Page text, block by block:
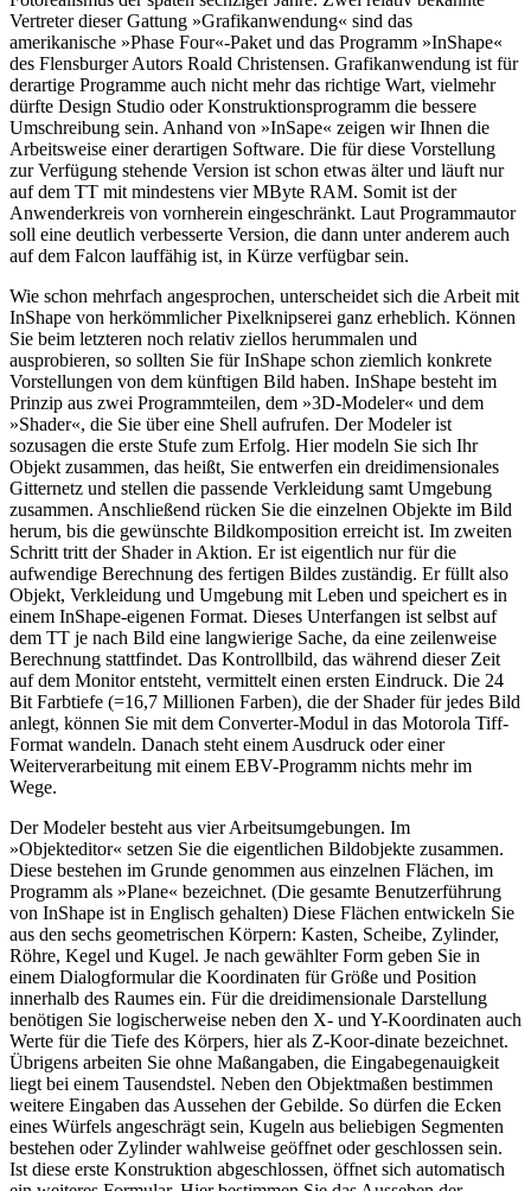
Vertreter dieser Gattung »Grafikanwendung« sind das
amerikanische »Phase Four«-Paket und das Programm »InShape«
des Flensburger Autors Roald Christensen. Grafikanwendung ist für
derartige Programme auch nicht mehr das richtige Wart, vielmehr
dürfte Design Studio oder Konstruktionsprogramm die bessere
Umschreibung sein. Anhand von »InSape« zeigen wir Ihnen die
Arbeitsweise einer derartigen Software. Die für diese Vorstellung
zur Verfügung stehende Version ist schon etwas älter und läuft nur
auf dem TT mit mindestens vier MByte RAM. Somit ist der
Anwenderkreis von vornherein eingeschränkt. Laut Programmautor
soll eine deutlich verbesserte Version, die dann unter anderem auch
auf dem Falcon lauffähig ist, in Kürze verfügbar sein.
Wie schon mehrfach angesprochen, unterscheidet sich die Arbeit mit
InShape von herkömmlicher Pixelknipserei ganz erheblich. Können
Sie beim letzteren noch relativ ziellos herummalen und
ausprobieren, so sollten Sie für InShape schon ziemlich konkrete
Vorstellungen von dem künftigen Bild haben. InShape besteht im
Prinzip aus zwei Programmteilen, dem »3D-Modeler« und dem
»Shader«, die Sie über eine Shell aufrufen. Der Modeler ist
sozusagen die erste Stufe zum Erfolg. Hier modeln Sie sich Ihr
Objekt zusammen, das heißt, Sie entwerfen ein dreidimensionales
Gitternetz und stellen die passende Verkleidung samt Umgebung
zusammen. Anschließend rücken Sie die einzelnen Objekte im Bild
herum, bis die gewünschte Bildkomposition erreicht ist. Im zweiten
Schritt tritt der Shader in Aktion. Er ist eigentlich nur für die
aufwendige Berechnung des fertigen Bildes zuständig. Er füllt also
Objekt, Verkleidung und Umgebung mit Leben und speichert es in
einem InShape-eigenen Format. Dieses Unterfangen ist selbst auf
dem TT je nach Bild eine langwierige Sache, da eine zeilenweise
Berechnung stattfindet. Das Kontrollbild, das während dieser Zeit
auf dem Monitor entsteht, vermittelt einen ersten Eindruck. Die 24
Bit Farbtiefe (=16,7 Millionen Farben), die der Shader für jedes Bild
anlegt, können Sie mit dem Converter-Modul in das Motorola Tiff-
Format wandeln. Danach steht einem Ausdruck oder einer
Weiterverarbeitung mit einem EBV-Programm nichts mehr im
Wege.
Der Modeler besteht aus vier Arbeitsumgebungen. Im
»Objekteditor« setzen Sie die eigentlichen Bildobjekte zusammen.
Diese bestehen im Grunde genommen aus einzelnen Flächen, im
Programm als »Plane« bezeichnet. (Die gesamte Benutzerführung
von InShape ist in Englisch gehalten) Diese Flächen entwickeln Sie
aus den sechs geometrischen Körpern: Kasten, Scheibe, Zylinder,
Röhre, Kegel und Kugel. Je nach gewählter Form geben Sie in
einem Dialogformular die Koordinaten für Größe und Position
innerhalb des Raumes ein. Für die dreidimensionale Darstellung
benötigen Sie logischerweise neben den X- und Y-Koordinaten auch
Werte für die Tiefe des Körpers, hier als Z-Koor-dinate bezeichnet.
Übrigens arbeiten Sie ohne Maßangaben, die Eingabegenauigkeit
liegt bei einem Tausendstel. Neben den Objektmaßen bestimmen
weitere Eingaben das Aussehen der Gebilde. So dürfen die Ecken
eines Würfels angeschrägt sein, Kugeln aus beliebigen Segmenten
bestehen oder Zylinder wahlweise geöffnet oder geschlossen sein.
Ist diese erste Konstruktion abgeschlossen, öffnet sich automatisch